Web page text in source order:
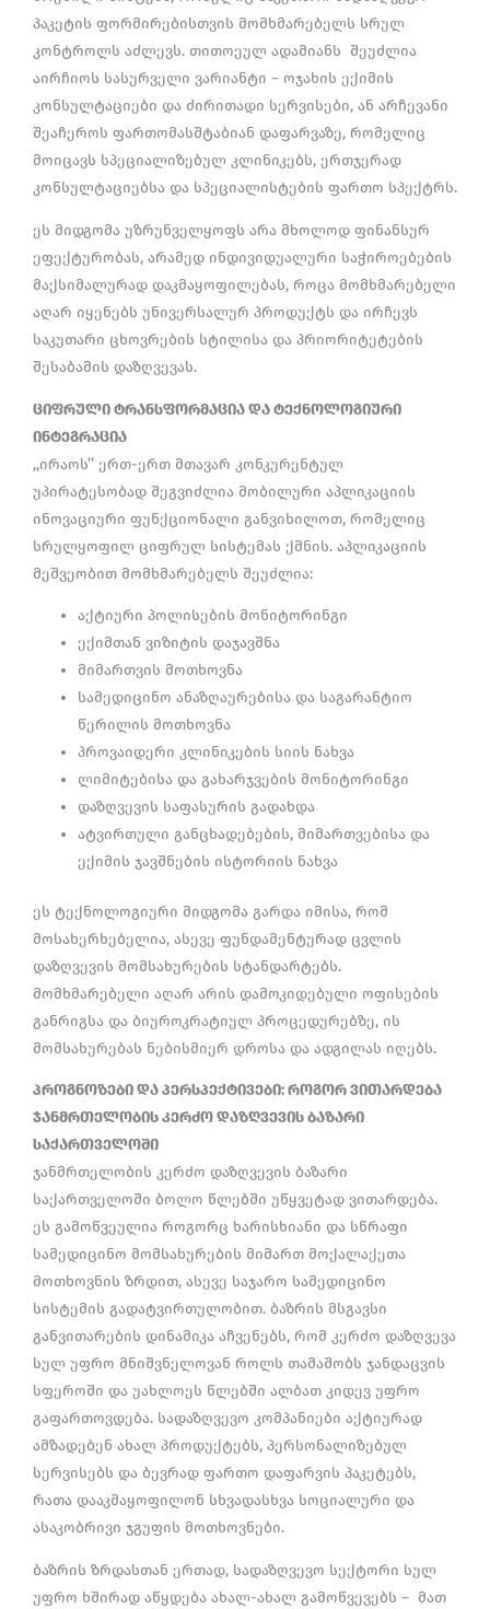
პაკეტის ფორმირებისთვის მომხმარებელს სრულ
კონტროლს აძლევს. თითოეულ ადამიანს შეუძლია
აირჩიოს სასურველი ვარიანტი – ოჯახის ექიმის
კონსულტაციები და ძირითადი სერვისები, ან არჩევანი
შეაჩეროს ფართომასშტაბიან დაფარვაზე, რომელიც
მოიცავს სპეციალიზებულ კლინიკებს, ერთჯერად
კონსულტაციებსა და სპეციალისტების ფართო სპექტრს.
ეს მიდგომა უზრუნველყოფს არა მხოლოდ ფინანსურ
ეფექტურობას, არამედ ინდივიდუალური საჭიროებების
მაქსიმალურად დაკმაყოფილებას, როცა მომხმარებელი
აღარ იყენებს უნივერსალურ პროდუქტს და ირჩევს
საკუთარი ცხოვრების სტილისა და პრიორიტეტების
შესაბამის დაზღვევას.
ციფრული ტრანსფორმაცია და ტექნოლოგიური
ინტეგრაცია
,,ირაოს’’ ერთ-ერთ მთავარ კონკურენტულ
უპირატესობად შეგვიძლია მობილური აპლიკაციის
ინოვაციური ფუნქციონალი განვიხილოთ, რომელიც
სრულყოფილ ციფრულ სისტემას ქმნის. აპლიკაციის
მეშვეობით მომხმარებელს შეუძლია:
აქტიური პოლისების მონიტორინგი
ექიმთან ვიზიტის დაჯავშნა
მიმართვის მოთხოვნა
სამედიცინო ანაზღაურებისა და საგარანტიო
წერილის მოთხოვნა
პროვაიდერი კლინიკების სიის ნახვა
ლიმიტებისა და გახარჯვების მონიტორინგი
დაზღვევის საფასურის გადახდა
ატვირთული განცხადებების, მიმართვებისა და
ექიმის ჯავშნების ისტორიის ნახვა
ეს ტექნოლოგიური მიდგომა გარდა იმისა, რომ
მოსახერხებელია, ასევე ფუნდამენტურად ცვლის
დაზღვევის მომსახურების სტანდარტებს.
მომხმარებელი აღარ არის დამოკიდებული ოფისების
განრიგსა და ბიუროკრატიულ პროცედურებზე, ის
მომსახურებას ნებისმიერ დროსა და ადგილას იღებს.
პროგნოზები და პერსპექტივები: როგორ ვითარდება
ჯანმრთელობის კერძო დაზღვევის ბაზარი
საქართველოში
ჯანმრთელობის კერძო დაზღვევის ბაზარი
საქართველოში ბოლო წლებში უწყვეტად ვითარდება.
ეს გამოწვეულია როგორც ხარისხიანი და სწრაფი
სამედიცინო მომსახურების მიმართ მოქალაქეთა
მოთხოვნის ზრდით, ასევე საჯარო სამედიცინო
სისტემის გადატვირთულობით. ბაზრის მსგავსი
განვითარების დინამიკა აჩვენებს, რომ კერძო დაზღვევა
სულ უფრო მნიშვნელოვან როლს თამაშობს ჯანდაცვის
სფეროში და უახლოეს წლებში ალბათ კიდევ უფრო
გაფართოვდება. სადაზღვევო კომპანიები აქტიურად
ამზადებენ ახალ პროდუქტებს, პერსონალიზებულ
სერვისებს და ბევრად ფართო დაფარვის პაკეტებს,
რათა დააკმაყოფილონ სხვადასხვა სოციალური და
ასაკობრივი ჯგუფის მოთხოვნები.
ბაზრის ზრდასთან ერთად, სადაზღვევო სექტორი სულ
უფრო ხშირად აწყდება ახალ-ახალ გამოწვევებს – მათ